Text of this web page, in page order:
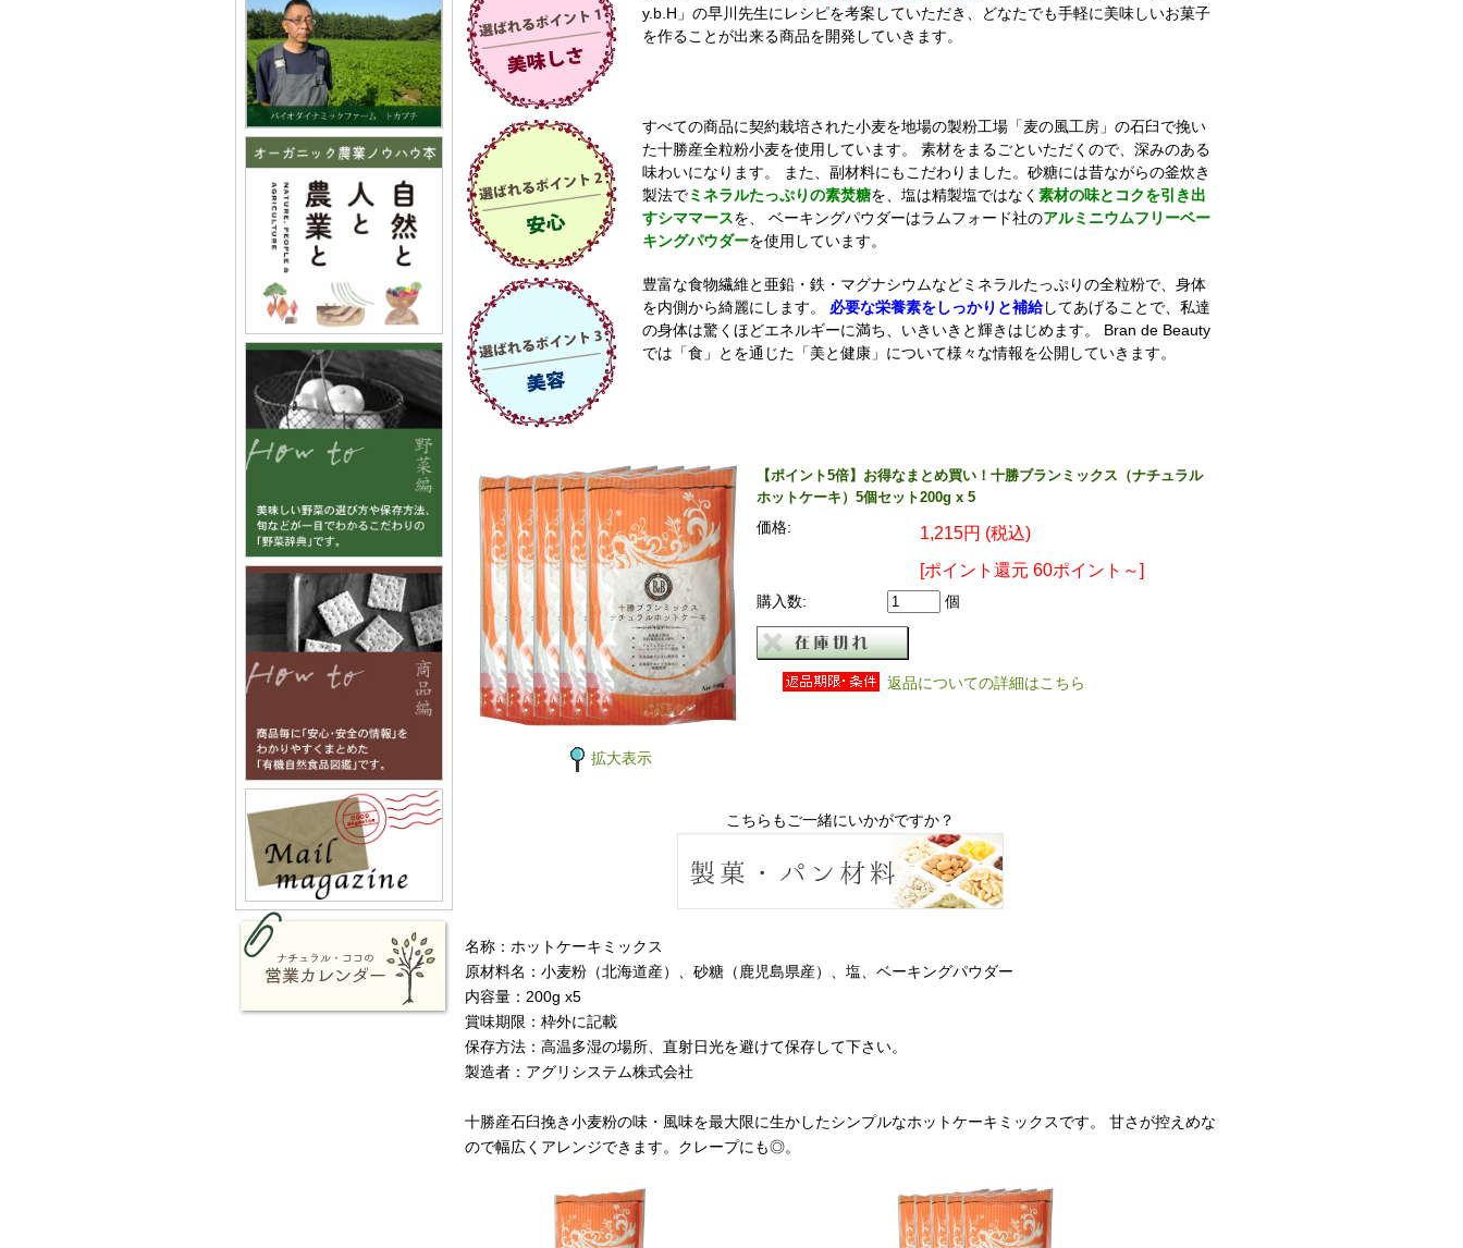
y.b.H」の早川先生にレシピを考案していただき、どなたでも手軽に美味しいお菓子
を作ることが出来る商品を開発していきます。
すべての商品に契約栽培された小麦を地場の製粉工場「麦の風工房」の石臼で挽い
た十勝産全粒粉小麦を使用しています。 素材をまるごといただくので、深みのある
味わいになります。 また、副材料にもこだわりました。砂糖には昔ながらの釜炊き
製法でミネラルたっぷりの素焚糖を、塩は精製塩ではなく 素材の味とコクを引き出
すシママースを、 ベーキングパウダーはラムフォード社のアルミニウムフリーベー
キングパウダーを使用しています。
豊富な食物繊維と亜鉛・鉄・マグナシウムなどミネラルたっぷりの全粒粉で、身体
を内側から綺麗にします。 必要な栄養素をしっかりと補給してあげることで、私達
の身体は驚くほどエネルギーに満ち、いきいきと輝きはじめます。 Bran de Beauty
では「食」とを通じた「美と健康」について様々な情報を公開していきます。
拡大表示
【ポイント5倍】お得なまとめ買い！十勝ブランミックス（ナチュラル
ホットケーキ）5個セット200g x 5
価格:
1,215円 (税込)
[ポイント還元 60ポイント～]
購入数: 個
返品についての詳細はこちら
こちらもご一緒にいかがですか？
名称：ホットケーキミックス
原材料名：小麦粉（北海道産）、砂糖（鹿児島県産）、塩、ベーキングパウダー
内容量：200g x5
賞味期限：枠外に記載
保存方法：高温多湿の場所、直射日光を避けて保存して下さい。
製造者：アグリシステム株式会社
十勝産石臼挽き小麦粉の味・風味を最大限に生かしたシンプルなホットケーキミックスです。 甘さが控えめな
ので幅広くアレンジできます。クレープにも◎。